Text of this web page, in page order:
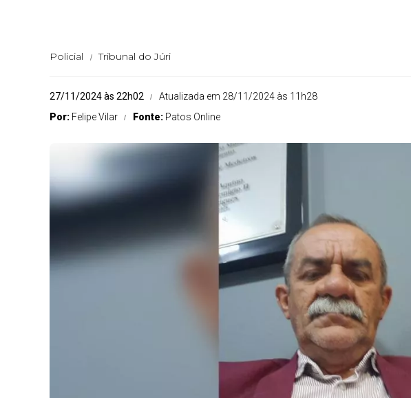
Policial Tribunal do Júri
27/11/2024 às 22h02
Atualizada em 28/11/2024 às 11h28
Por: Felipe Vilar Fonte: Patos Online